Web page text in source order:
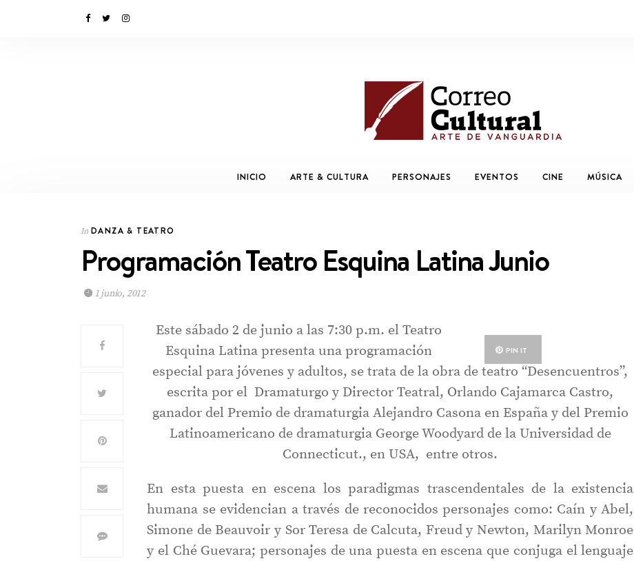
INICIO ARTE & CULTURA PERSONAJES EVENTOS CINE MÚSICA
In DANZA & TEATRO
Programación Teatro Esquina Latina Junio
1 junio, 2012
PIN IT
Este sábado 2 de junio a las 7:30 p.m. el Teatro
Esquina Latina presenta una programación
especial para jóvenes y adultos, se trata de la obra de teatro “Desencuentros”,
escrita por el Dramaturgo y Director Teatral, Orlando Cajamarca Castro,
ganador del Premio de dramaturgia Alejandro Casona en España y del Premio
Latinoamericano de dramaturgia George Woodyard de la Universidad de
Connecticut., en USA, entre otros.
En esta puesta en escena los paradigmas trascendentales de la existencia
humana se evidencian a través de reconocidos personajes como: Caín y Abel,
Simone de Beauvoir y Sor Teresa de Calcuta, Freud y Newton, Marilyn Monroe
y el Ché Guevara; personajes de una puesta en escena que conjuga el lenguaje